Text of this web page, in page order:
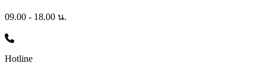
09.00 - 18.00 น.
Hotline